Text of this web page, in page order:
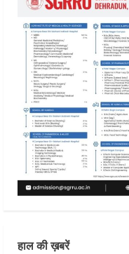
हाल की ख़बरें